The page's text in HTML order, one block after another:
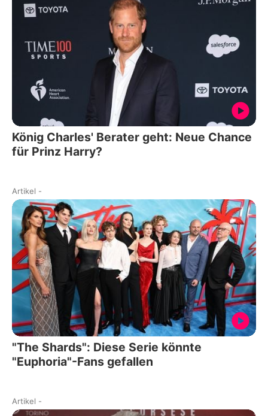
König Charles' Berater geht: Neue Chance
für Prinz Harry?
Artikel -
"The Shards": Diese Serie könnte
"Euphoria"-Fans gefallen
Artikel -